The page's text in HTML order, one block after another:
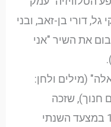
דורי בן-זאב, ובני
את השיר "אני
"אלה" (מילים ולחן:
חנוך), שזכה
להצלחה רבה, והגיע למקום ה-12 במצעד השנתי